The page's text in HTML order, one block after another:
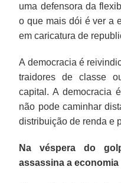
uma defensora da
o que mais dói é ver a
em caricatura de
A democracia é
traidores de classe
capital. A democracia
não pode caminhar
distribuição de renda e
Na véspera do
assassina a